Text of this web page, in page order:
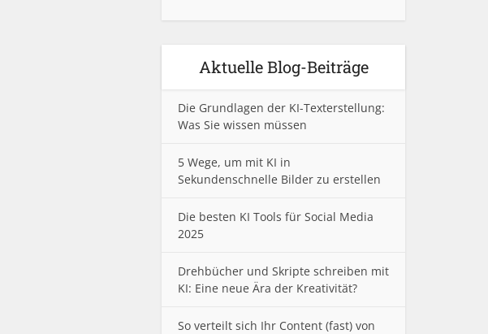
Aktuelle Blog-Beiträge
Die Grundlagen der KI-Texterstellung:
Was Sie wissen müssen
5 Wege, um mit KI in
Sekundenschnelle Bilder zu erstellen
Die besten KI Tools für Social Media
2025
Drehbücher und Skripte schreiben mit
KI: Eine neue Ära der Kreativität?
So verteilt sich Ihr Content (fast) von